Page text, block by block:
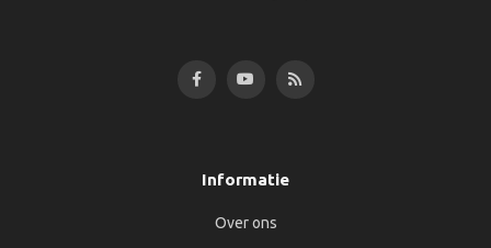
Informatie
Over ons